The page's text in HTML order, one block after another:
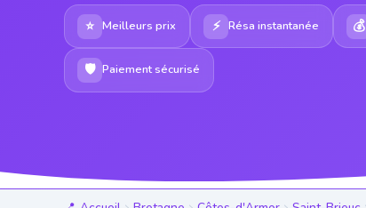
⭐ Meilleurs prix ⚡ Résa instantanée 💰
🛡 Paiement sécurisé